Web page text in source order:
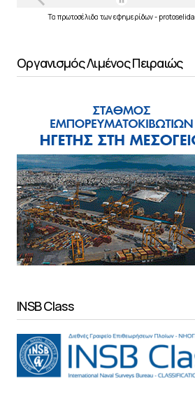
Τα πρωτοσέλιδα τωνεφημερίδων- protoselida
Οργανισμός Λιμένος Πειραιώς
INSB Class